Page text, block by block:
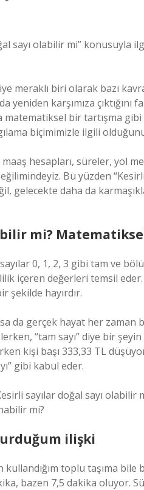
sayı olabilir mi” konusuyla
meraklı biri olarak bazı
yeniden karşımıza
matematiksel bir tartışma
biçimimizle ilgili
hesapları, süreler, yol
Bu yüzden
gelecekte daha da
mi?
sayılar 0, 1, 2, 3 gibi tam ve
içeren değerleri temsil
şekilde hayırdır.
da gerçek hayat her zaman
“tam sayı” diye bir
kişi başı 333,33 TL
gibi kabul eder.
sayılar doğal sayı olabilir
mi?
ilişki
kullandığım toplu taşıma
bazen 7,5 dakika oluyor.